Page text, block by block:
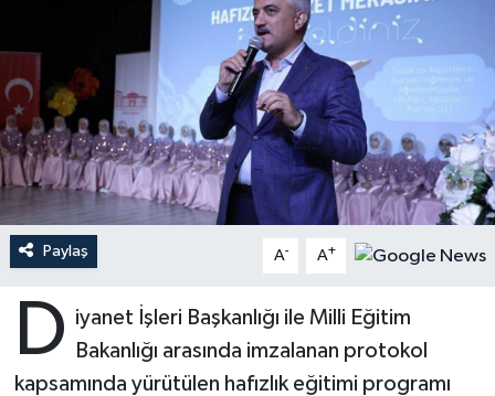
Paylaş A- A+
D iyanet İşleri Başkanlığı ile Milli Eğitim
Bakanlığı arasında imzalanan protokol
kapsamında yürütülen hafızlık eğitimi programı
Ardahan Müftülüğü
Artvin Müftülüğü
Aydın Müftülüğü
Balıkesir Müftülüğü
Bartın Müftülüğü
Batman Müftülüğü
Bayburt Müftülüğü
Kurban
Mukabele
Peygamberimizin Hayatı
Ramazan
Sahabeler
Zekat
DİYANET AKADEMİ
DİYANET GENÇLİK
DİYANET RADYO/TV
DEPREM
Dünya
Eğitim